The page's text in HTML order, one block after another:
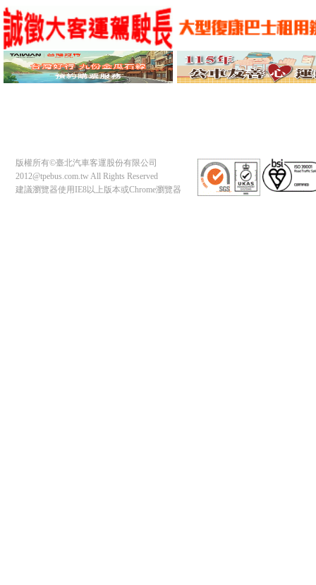
版權所有©臺北汽車客運股份有限公司
2012@tpebus.com.tw All Rights Reserved
建議瀏覽器使用IE8以上版本或Chrome瀏覽器